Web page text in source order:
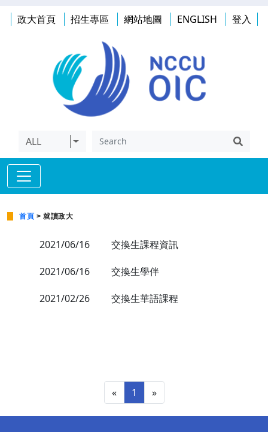
政大首頁 招生專區 網站地圖 ENGLISH 登入
ALL
首頁 > 就讀政大
2021/06/16 交換生課程資訊
2021/06/16 交換生學伴
2021/02/26 交換生華語課程
« 1 »